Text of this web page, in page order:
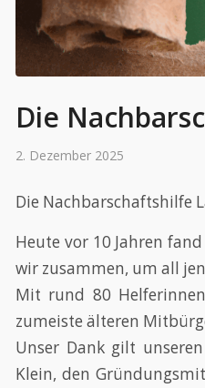
Die
2. Dezember 2025
Die Nachbarschaftshilfe
Heute vor 10 Jahren
wir zusammen, um all
Mit rund 80
zumeiste älteren
Unser Dank gilt
Klein, den